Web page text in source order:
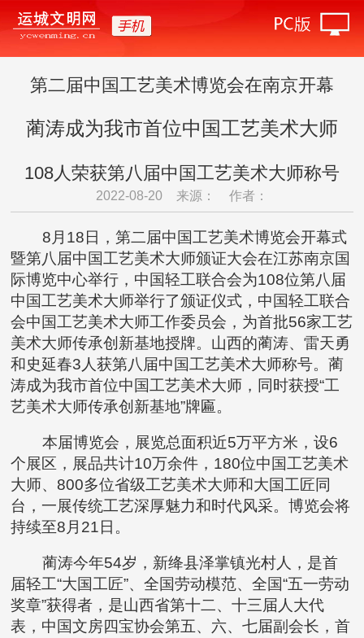
第二届中国工艺美术博览会在南京开幕
蔺涛成为我市首位中国工艺美术大师
108人荣获第八届中国工艺美术大师称号
2022-08-20 来源： 作者：
8月18日，第二届中国工艺美术博览会开幕式
暨第八届中国工艺美术大师颁证大会在江苏南京国
际博览中心举行，中国轻工联合会为108位第八届
中国工艺美术大师举行了颁证仪式，中国轻工联合
会中国工艺美术大师工作委员会，为首批56家工艺
美术大师传承创新基地授牌。山西的蔺涛、雷天勇
和史延春3人获第八届中国工艺美术大师称号。蔺
涛成为我市首位中国工艺美术大师，同时获授“工
艺美术大师传承创新基地”牌匾。
本届博览会，展览总面积近5万平方米，设6
个展区，展品共计10万余件，180位中国工艺美术
大师、800多位省级工艺美术大师和大国工匠同
台，一展传统工艺深厚魅力和时代风采。博览会将
持续至8月21日。
蔺涛今年54岁，新绛县泽掌镇光村人，是首
届轻工“大国工匠”、全国劳动模范、全国“五一劳动
奖章”获得者，是山西省第十二、十三届人大代
表，中国文房四宝协会第五、六、七届副会长，首